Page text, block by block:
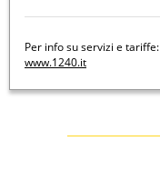
Per info su servizi e tariffe:
www.1240.it